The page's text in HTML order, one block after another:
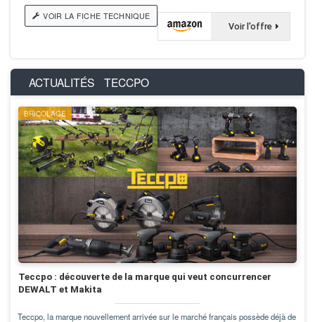
VOIR LA FICHE TECHNIQUE
Voir l'offre
ACTUALITÉS TECCPO
BRICOLAGE
Teccpo : découverte de la marque qui veut concurrencer
DEWALT et Makita
Teccpo, la marque nouvellement arrivée sur le marché français possède déjà de